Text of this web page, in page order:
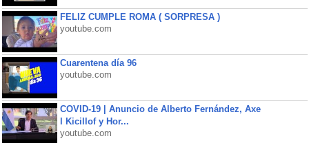
FELIZ CUMPLE ROMA ( SORPRESA )
youtube.com
Cuarentena día 96
youtube.com
COVID-19 | Anuncio de Alberto Fernández, Axe
l Kicillof y Hor...
youtube.com